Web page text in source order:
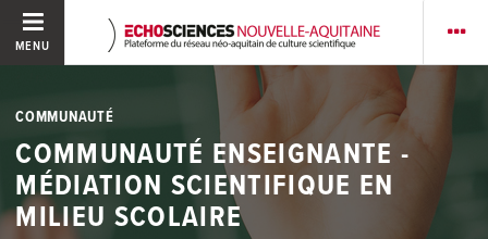
MENU
COMMUNAUTÉ
COMMUNAUTÉ ENSEIGNANTE -
MÉDIATION SCIENTIFIQUE EN
MILIEU SCOLAIRE